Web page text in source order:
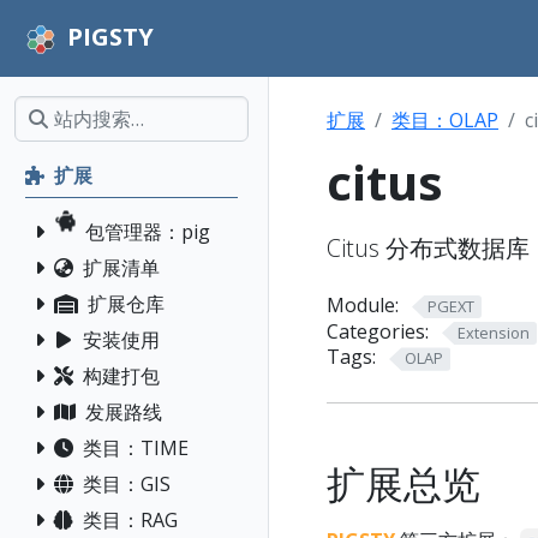
PIGSTY
扩展
包管理器：pig
扩展清单
扩展仓库
安装使用
构建打包
发展路线
类目：TIME
类目：GIS
类目：RAG
扩展 类目：OLAP
citus
Citus 分布式数据库
Module: PGEXT
Categories: Extension
Tags: OLAP
扩展总览